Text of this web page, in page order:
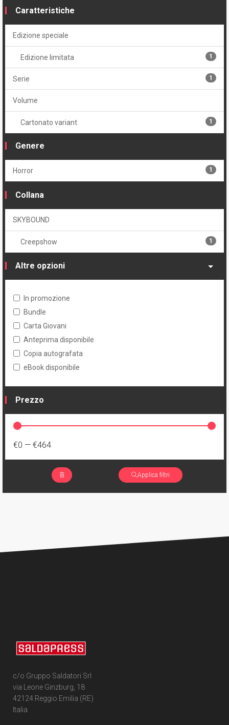
Caratteristiche
Edizione speciale
Edizione limitata 1
Serie 1
Volume
Cartonato variant 1
Genere
Horror 1
Collana
SKYBOUND
Creepshow 1
Altre opzioni
In promozione
Bundle
Carta Giovani
Anteprima disponibile
Copia autografata
eBook disponibile
Prezzo
€0 — €464
Applica filtri
c/o Gruppo Saldatori Srl
via Leone Ginzburg, 18
42124 Reggio Emilia (RE)
Italia